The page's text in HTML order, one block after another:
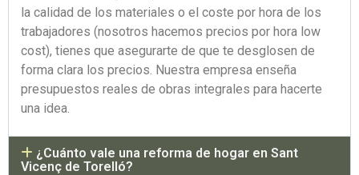
la calidad de los materiales o el coste por hora de los
trabajadores (nosotros hacemos precios por hora low
cost), tienes que asegurarte de que te desglosen de
forma clara los precios. Nuestra empresa enseña
presupuestos reales de obras integrales para hacerte
una idea.
¿Cuánto vale una reforma de hogar en Sant
Vicenç de Torelló?